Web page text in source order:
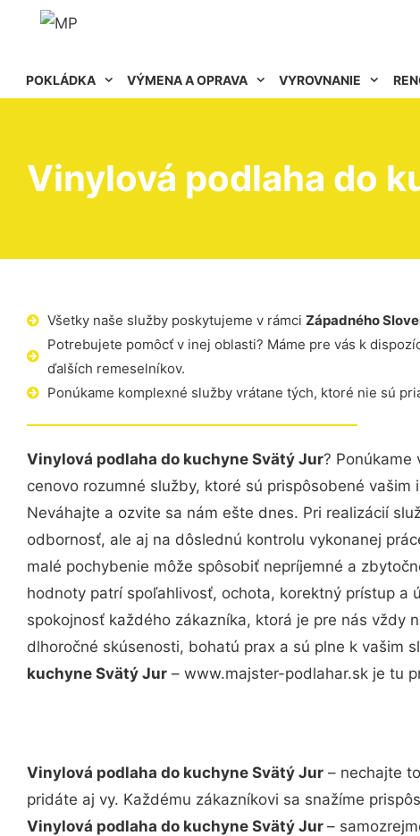
POKLÁDKA VÝMENA A OPRAVA VYROVNANIE
Vinylová podlaha do
Všetky naše služby poskytujeme v rámci Západného
Potrebujete pomôcť v inej oblasti? Máme pre vás k
ďalších remeselníkov.
Ponúkame komplexné služby vrátane tých, ktoré nie sú
Vinylová podlaha do kuchyne Svätý Jur? Ponúkame
cenovo rozumné služby, ktoré sú prispôsobené vašim
Neváhajte a ozvite sa nám ešte dnes. Pri realizácií
odbornosť, ale aj na dôslednú kontrolu vykonanej
malé pochybenie môže spôsobiť nepríjemné a
hodnoty patrí spoľahlivosť, ochota, korektný prístup a
spokojnosť každého zákazníka, ktorá je pre nás vždy
dlhoročné skúsenosti, bohatú prax a sú plne k vašim
kuchyne Svätý Jur – www.majster-podlahar.sk je tu
Vinylová podlaha do kuchyne Svätý Jur – nechajte
pridáte aj vy. Každému zákazníkovi sa snažíme
Vinylová podlaha do kuchyne Svätý Jur –